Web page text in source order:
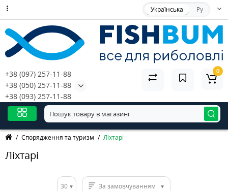
Українська Ру
+38 (097) 257-11-88
+38 (050) 257-11-88
+38 (093) 257-11-88
0
Спорядження та туризм Ліхтарі
Ліхтарі
30 За замовчуванням